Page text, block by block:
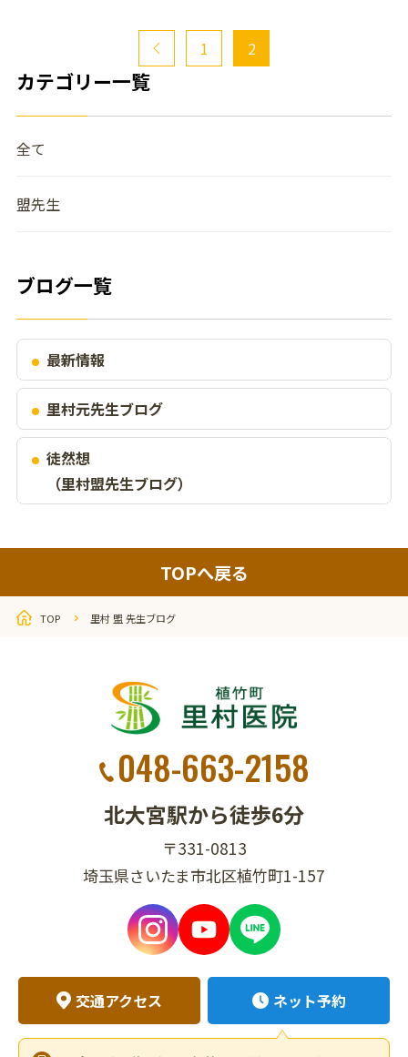
1 2
カテゴリー一覧
全て
盟先生
ブログ一覧
最新情報
里村元先生ブログ
徒然想
（里村盟先生ブログ）
TOPへ戻る
TOP 里村 盟 先生ブログ
048-663-2158
北大宮駅から徒歩6分
〒331-0813
埼玉県さいたま市北区植竹町1-157
交通アクセス ネット予約